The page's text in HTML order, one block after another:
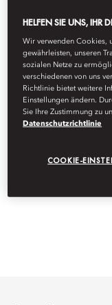
ausgewählten
entspannen,
Aussichtspunkt
Sonnenaufgang bis
HELFEN SIE UNS, IHR
Wir verwenden Cookies,
gewährleisten, unseren
sozialen Netze zu
verschiedenen von uns
Richtlinie bietet weitere
Einstellungen ändern.
Sie Ihre Zustimmung zu
Datenschutzrichtlinie
COOKIE-